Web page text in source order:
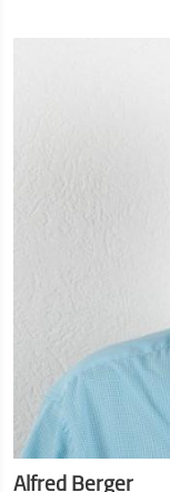
Alfred Berger